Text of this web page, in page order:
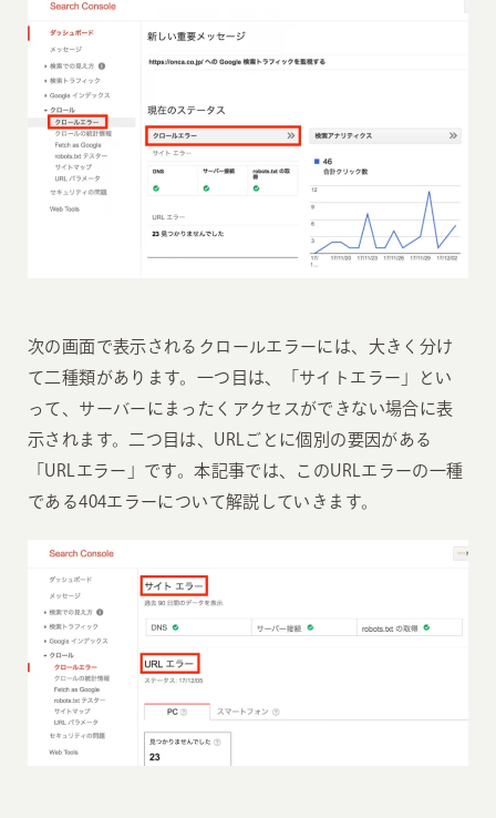
次の画面で表示されるクロールエラーには、大きく分け
て二種類があります。一つ目は、「サイトエラー」とい
って、サーバーにまったくアクセスができない場合に表
示されます。二つ目は、URLごとに個別の要因がある
「URLエラー」です。本記事では、このURLエラーの一種
である404エラーについて解説していきます。